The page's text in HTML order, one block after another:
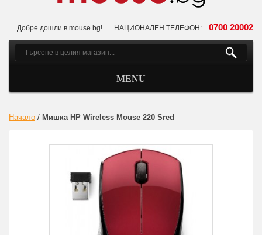
Добре дошли в mouse.bg! НАЦИОНАЛЕН ТЕЛЕФОН: 0700 20002
MENU
Начало / Мишка HP Wireless Mouse 220 Sred